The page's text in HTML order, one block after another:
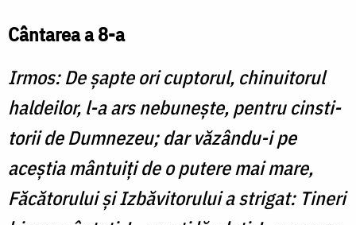
Cântarea a 8-a
Irmos: De șapte ori cuptorul, chinuitorul
hal­­deilor, l-a ars nebunește, pentru cin­s­ti­
torii de Dumnezeu; dar văzându-i pe
aceștia mântuiți de o putere mai mare,
Făcătorului și Izbăvitorului a strigat: Ti­neri